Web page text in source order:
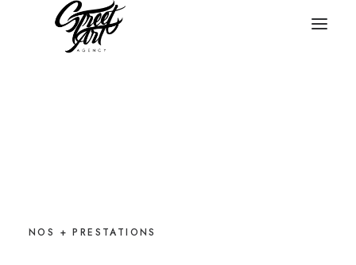
NOS + PRESTATIONS